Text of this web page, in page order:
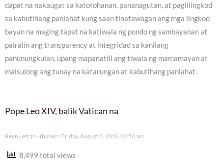
dapat na nakaugat sa katotohanan, pananagutan, at paglilingkod
sa kabutihang panlahat kung saan tinatawagan ang mga lingkod-
bayan na maging tapat na katiwala ng pondo ng sambayanan at
pairalin ang transparency at integridad sa kanilang
panunungkulan, upang mapanatili ang tiwala ng mamamayan at
maisulong ang tunay na katarungan at kabutihang panlahat.
Pope Leo XIV, balik Vatican na
Reyn Letran - Ibañez Friday, August 7, 2026 10:50 am
8,499 total views